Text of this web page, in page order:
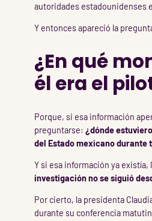
autoridades estadounidenses
Y entonces apareció la
¿En qué
él era el
Porque, si esa información
preguntarse:¿dónde
del Estado mexicano durante
Y si esa información ya
investigación no se siguió
Por cierto, la presidenta
durante su conferencia